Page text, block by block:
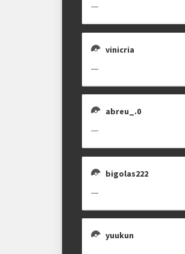
---
vinicria
---
abreu_.0
---
bigolas222
---
yuukun